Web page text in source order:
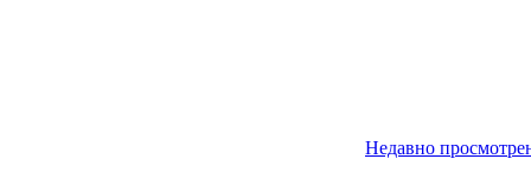
Недавно